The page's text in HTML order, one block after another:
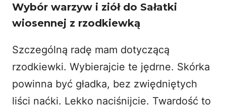
Wybór warzyw i ziół do Sałatki
wiosennej z rzodkiewką
Szczególną radę mam dotyczącą
rzodkiewki. Wybierajcie te jędrne. Skórka
powinna być gładka, bez zwiędniętych
liści naćki. Lekko naciśnijcie. Twardość to